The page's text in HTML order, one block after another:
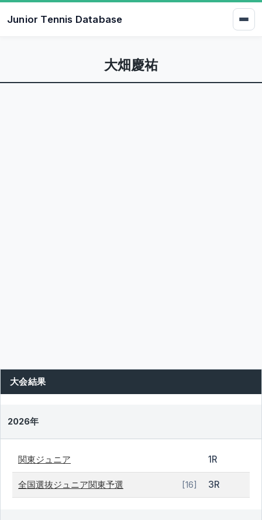
Junior Tennis Database
大畑慶祐
大会結果
2026年
関東ジュニア 1R
全国選抜ジュニア関東予選 [16] 3R